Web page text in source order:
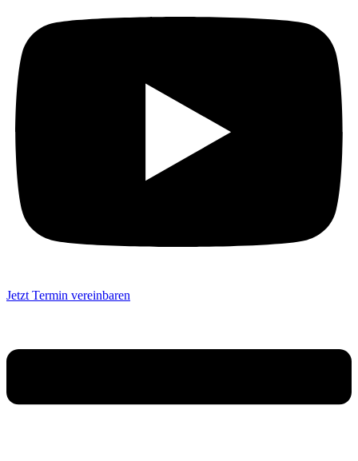
Jetzt Termin vereinbaren